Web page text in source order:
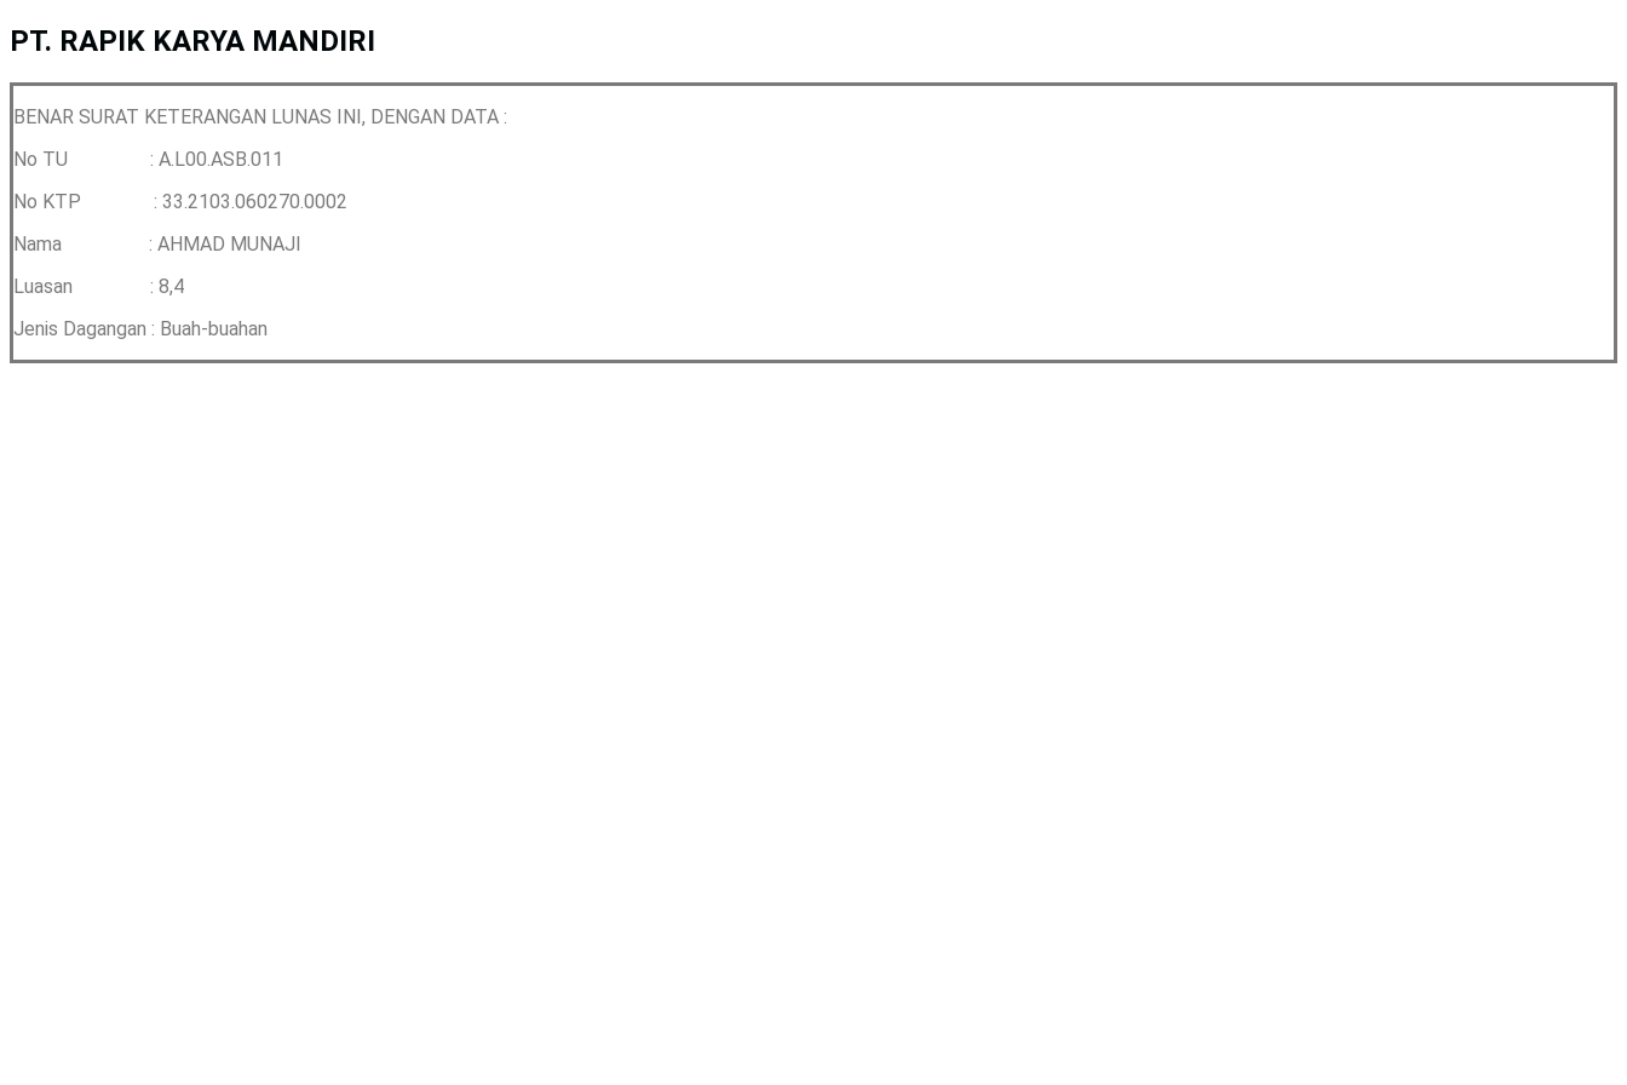
PT. RAPIK KARYA MANDIRI
BENAR SURAT KETERANGAN LUNAS INI, DENGAN DATA :
No TU : A.L00.ASB.011
No KTP : 33.2103.060270.0002
Nama : AHMAD MUNAJI
Luasan : 8,4
Jenis Dagangan : Buah-buahan